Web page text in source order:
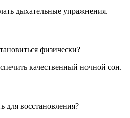
дыхательные упражнения.
физически?
качественный ночной сон.
для восстановления?